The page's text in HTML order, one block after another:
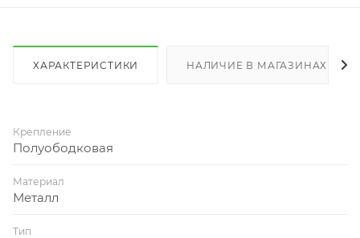
ХАРАКТЕРИСТИКИ НАЛИЧИЕ В МАГАЗИНАХ
Крепление
Полуободковая
Материал
Металл
Тип